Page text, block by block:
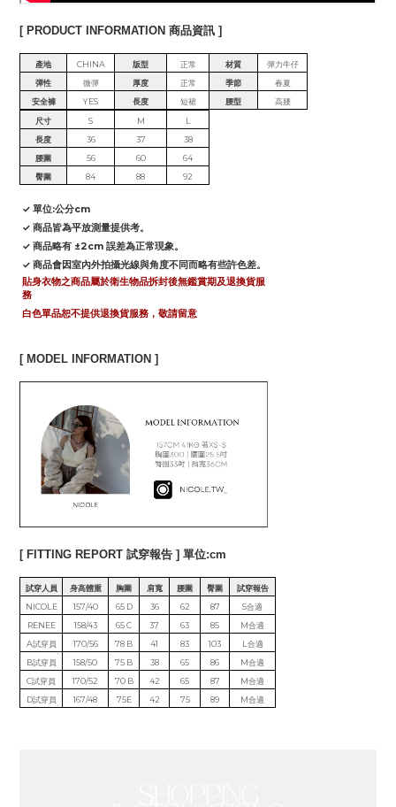
[ PRODUCT INFORMATION 商品資訊 ]
產地 CHINA 版型 正常 材質
彈力牛仔
彈性
微彈 厚度 正常 季節
春夏
安全褲
YES 長度 短裙 腰型
高腰
尺寸
S M
L
長度
36 37
38
腰圍
56 60
64
臀圍
84 88 92
✓ 單位:公分cm
✓ 商品皆為平放測量提供考。
✓ 商品略有 ±2cm 誤差為正常現象。
✓ 商品會因室內外拍攝光線與角度不同而略有些許色差。
貼身衣物之商品屬於衛生物品拆封後無鑑賞期及退換貨服
務
白色單品恕不提供退換貨服務，敬請留意
[ MODEL INFORMATION ]
[ FITTING REPORT 試穿報告 ] 單位:cm
試穿人員 身高體重 胸圍 肩寬 腰圍 臀圍
試穿報告
NICOLE
157/40 65 D 36 62 87
S合適
RENEE
158/43 65 C 37 63 85
M合適
A試穿員
170/56 78 B 41 83 103
L合適
B試穿員
158/50 75 B 38 65 86
M合適
C試穿員
170/52 70 B 42 65 87
M合適
D試穿員
167/48 75E 42 75 89 M合適